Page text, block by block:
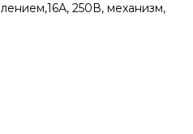
250В, механизм,